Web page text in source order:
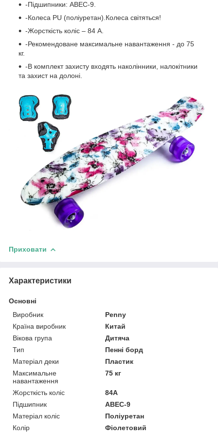
-Підшипники: ABEC-9.
-Колеса PU (поліуретан).Колеса світяться!
-Жорсткість коліс – 84 А.
-Рекомендоване максимальне навантаження - до 75
кг.
-В комплект захисту входять наколінники, налокітники
та захист на долоні.
Приховати
Характеристики
Основні
Виробник
Penny
Країна виробник
Китай
Вікова група
Дитяча
Тип
Пенні борд
Матеріал деки
Пластик
Максимальне
навантаження
75 кг
Жорсткість коліс
84А
Підшипник
ABEC-9
Матеріал коліс
Поліуретан
Колір
Фіолетовий